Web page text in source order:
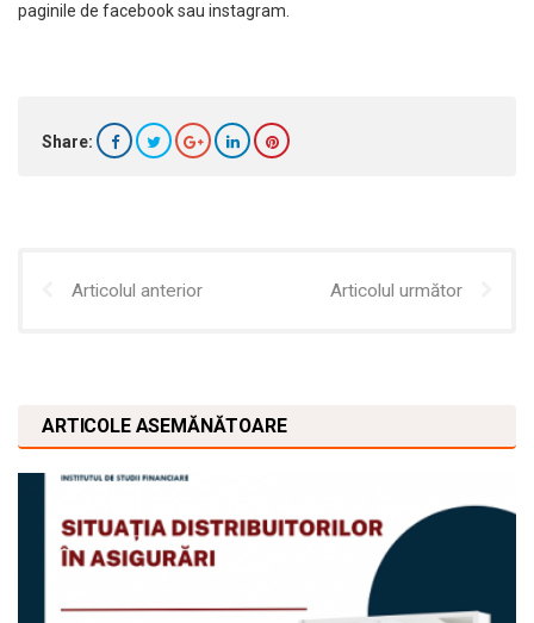
paginile de facebook sau instagram.
Share:
Articolul anterior Articolul următor
ARTICOLE ASEMĂNĂTOARE